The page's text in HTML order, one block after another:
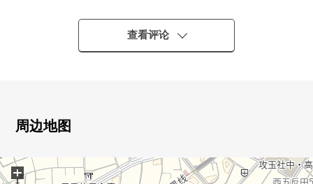
・东急池上线"户越银座"车站步行12分钟
▼建筑物的特徴
・tokurasu制造的组合厨房(洗碗机有)
・在客餐厅地板暖气有
・厕所2个地方有(1F，3F)
查看评论
周边地图
+